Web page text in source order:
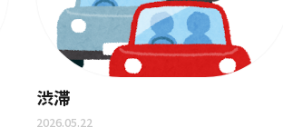
渋滞
2026.05.22